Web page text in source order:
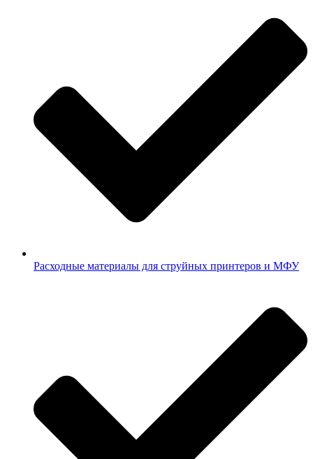
Расходные материалы для струйных принтеров и МФУ